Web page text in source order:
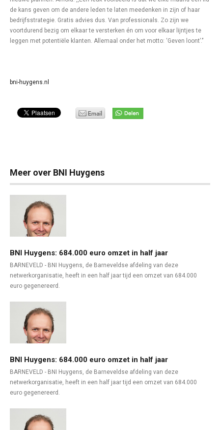
de kans geven om de andere leden te laten meedenken in zijn of haar
bedrijfsstrategie. Gratis advies dus. Van professionals. Zo zijn we
voortdurend bezig om elkaar te versterken én om voor elkaar lijntjes te
leggen met potentiële klanten. Allemaal onder het motto: ‘Geven loont’.’’
bni-huygens.nl
Meer over BNI Huygens
BNI Huygens: 684.000 euro omzet in half jaar
BARNEVELD - BNI Huygens, de Barneveldse afdeling van deze
netwerkorganisatie, heeft in een half jaar tijd een omzet van 684.000
euro gegenereerd.
BNI Huygens: 684.000 euro omzet in half jaar
BARNEVELD - BNI Huygens, de Barneveldse afdeling van deze
netwerkorganisatie, heeft in een half jaar tijd een omzet van 684.000
euro gegenereerd.